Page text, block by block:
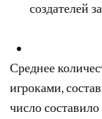
создателей
Среднее
игроками,
число